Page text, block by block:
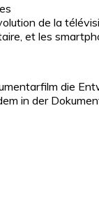
de la
et les
die
in der